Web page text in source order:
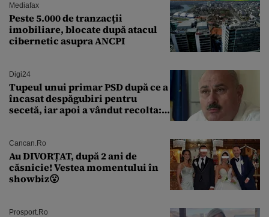
Mediafax
Peste 5.000 de tranzacții
imobiliare, blocate după atacul
cibernetic asupra ANCPI
Digi24
Tupeul unui primar PSD după ce a
încasat despăgubiri pentru
secetă, iar apoi a vândut recolta:
Cancan.ro
Au DIVORȚAT, după 2 ani de
căsnicie! Vestea momentului în
showbiz😮
Prosport.ro